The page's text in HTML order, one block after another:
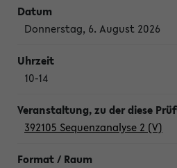
Donnerstag, 6. August 2026
10-14
392105 Sequenzanalyse 2 (V)